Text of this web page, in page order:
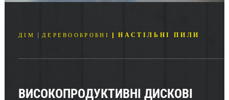
ШУКАТИ
ДІМ ДЕРЕВООБРОБНІ НАСТІЛЬНІ ПИЛИ
ВИСОКОПРОДУКТИВНІ ДИСКОВІ